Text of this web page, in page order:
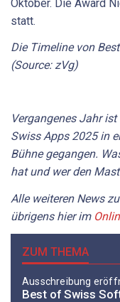
Die Timeline von
(Source: zVg)
Vergangenes Jahr
Swiss Apps 2025 in
Bühne gegangen.
hat und wer den
Alle weiteren News
übrigens hier im
ZUM THEMA
Ausschreibung
Best of Swiss